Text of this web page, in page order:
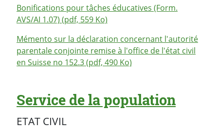
Bonifications pour tâches éducatives (Form.
AVS/AI 1.07) (pdf, 559 Ko)
Mémento sur la déclaration concernant l'autorité
parentale conjointe remise à l'office de l'état civil
en Suisse no 152.3 (pdf, 490 Ko)
Service de la population
ETAT CIVIL